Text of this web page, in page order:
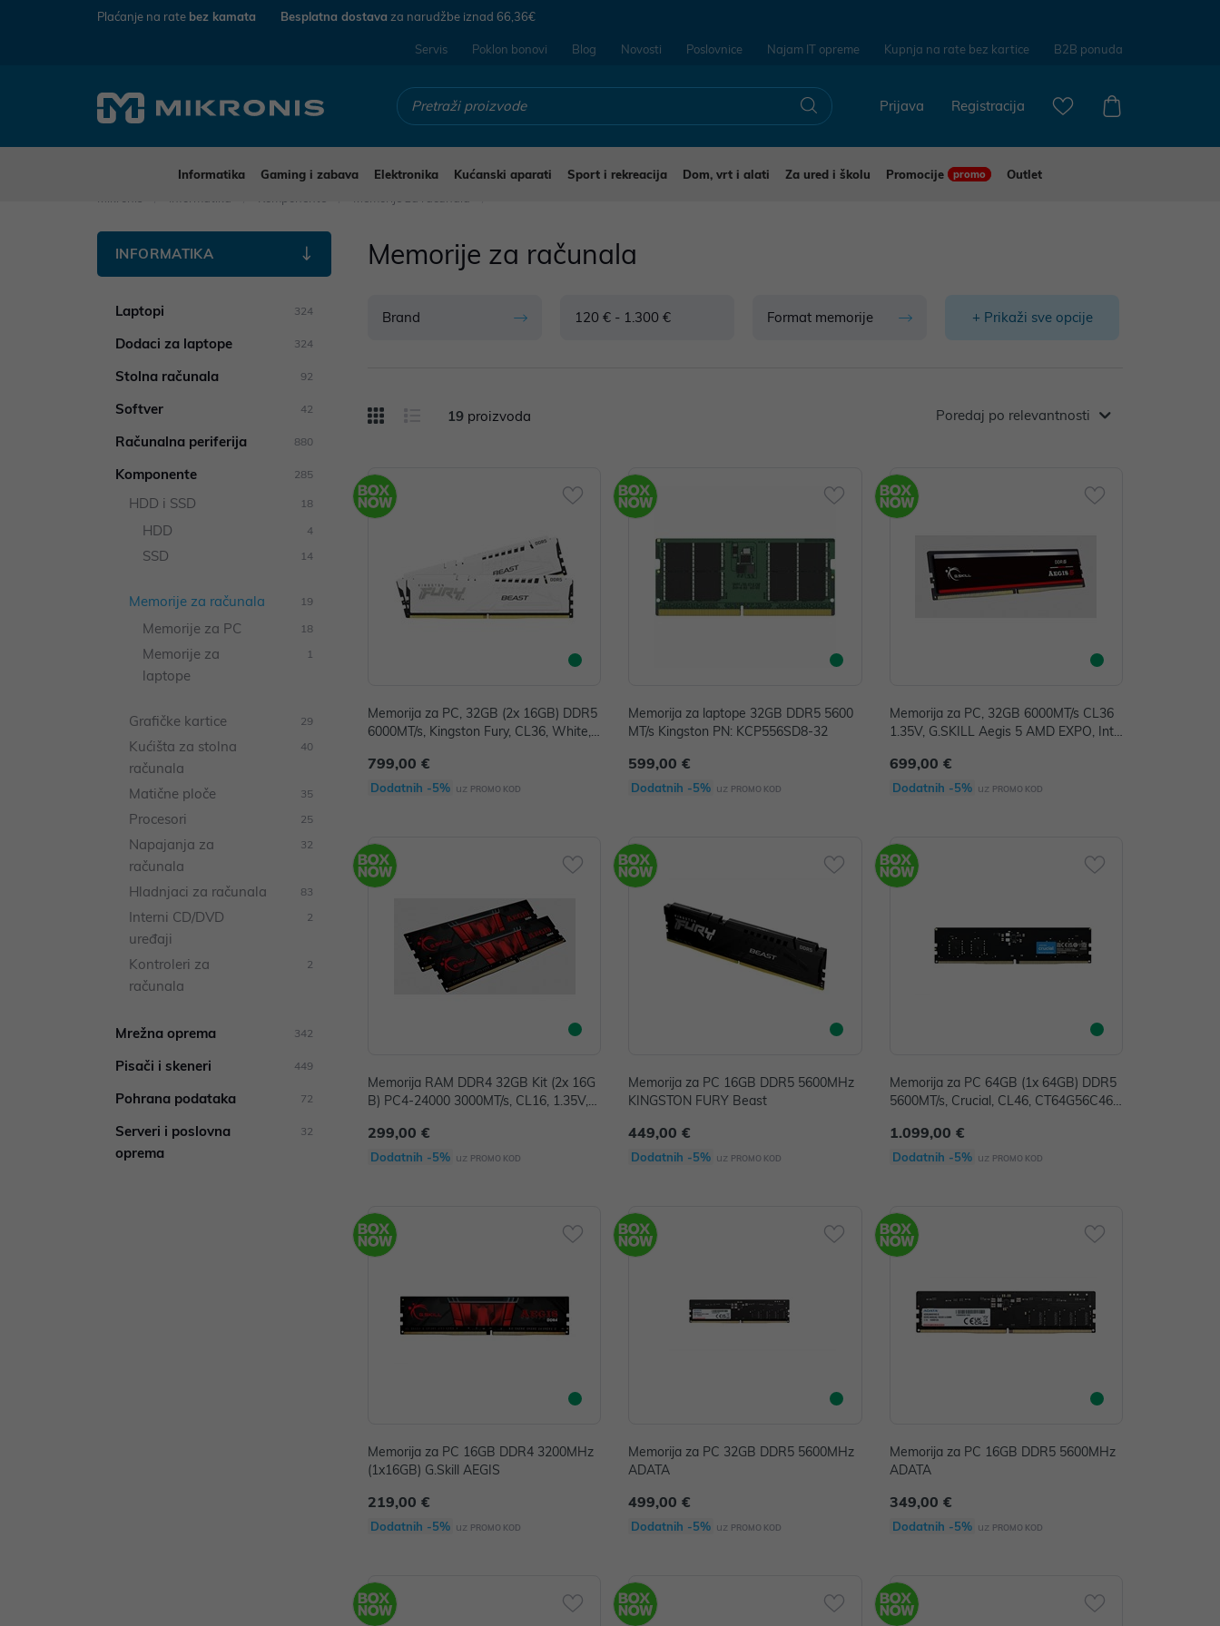
Plaćanje na rate bez kamata Besplatna dostava za narudžbe iznad 66,36€
Servis Poklon bonovi Blog Novosti Poslovnice Najam IT opreme Kupnja na rate bez kartice B2B ponuda
Registracija
Prijava
Informatika Gaming i zabava Elektronika Kućanski aparati Sport i rekreacija Dom, vrt i alati Za ured i školu Promocije promo
Outlet
INFORMATIKA
Laptopi 324
Dodaci za laptope 324
Stolna računala 92
Softver 42
Računalna periferija 880
Komponente 285
HDD i SSD 18
HDD 4
SSD 14
Memorije za računala 19
Memorije za PC 18
Memorije za
laptope
1
Grafičke kartice 29
Kućišta za stolna
računala
40
Matične ploče 35
Procesori 25
Napajanja za
računala
32
Hladnjaci za računala 83
Interni CD/DVD
uređaji
2
Kontroleri za
računala
2
Mrežna oprema 342
Pisači i skeneri 449
Pohrana podataka 72
Serveri i poslovna
oprema
32
Memorije za računala
Brand 120 € - 1.300 € Format memorije + Prikaži sve opcije
19 proizvoda Poredaj po relevantnosti
Memorija za PC, 32GB (2x 16GB) DDR5
6000MT/s, Kingston Fury, CL36, White,
799,00 €
Dodatnih -5% uz PROMO KOD
Memorija za laptope 32GB DDR5 5600
MT/s Kingston PN: KCP556SD8-32
599,00 €
Dodatnih -5% uz PROMO KOD
Memorija za PC, 32GB 6000MT/s CL36
1.35V, G.SKILL Aegis 5 AMD EXPO, Inte
699,00 €
Dodatnih -5% uz PROMO KOD
Memorija RAM DDR4 32GB Kit (2x 16G
B) PC4-24000 3000MT/s, CL16, 1.35V,
299,00 €
Dodatnih -5% uz PROMO KOD
Memorija za PC 16GB DDR5 5600MHz
KINGSTON FURY Beast
449,00 €
Dodatnih -5% uz PROMO KOD
Memorija za PC 64GB (1x 64GB) DDR5
5600MT/s, Crucial, CL46, CT64G56C46U
1.099,00 €
Dodatnih -5% uz PROMO KOD
Memorija za PC 16GB DDR4 3200MHz
(1x16GB) G.Skill AEGIS
219,00 €
Dodatnih -5% uz PROMO KOD
Memorija za PC 32GB DDR5 5600MHz
ADATA
499,00 €
Dodatnih -5% uz PROMO KOD
Memorija za PC 16GB DDR5 5600MHz
ADATA
349,00 €
Dodatnih -5% uz PROMO KOD